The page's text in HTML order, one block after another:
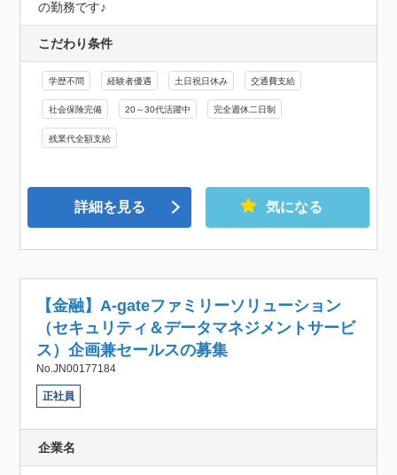
の勤務です♪
こだわり条件
学歴不問 経験者優遇 土日祝日休み 交通費支給
社会保険完備 20～30代活躍中 完全週休二日制
残業代全額支給
詳細を見る 気になる
【金融】A-gateファミリーソリューション
（セキュリティ＆データマネジメントサービ
ス）企画兼セールスの募集
No.JN00177184
正社員
企業名